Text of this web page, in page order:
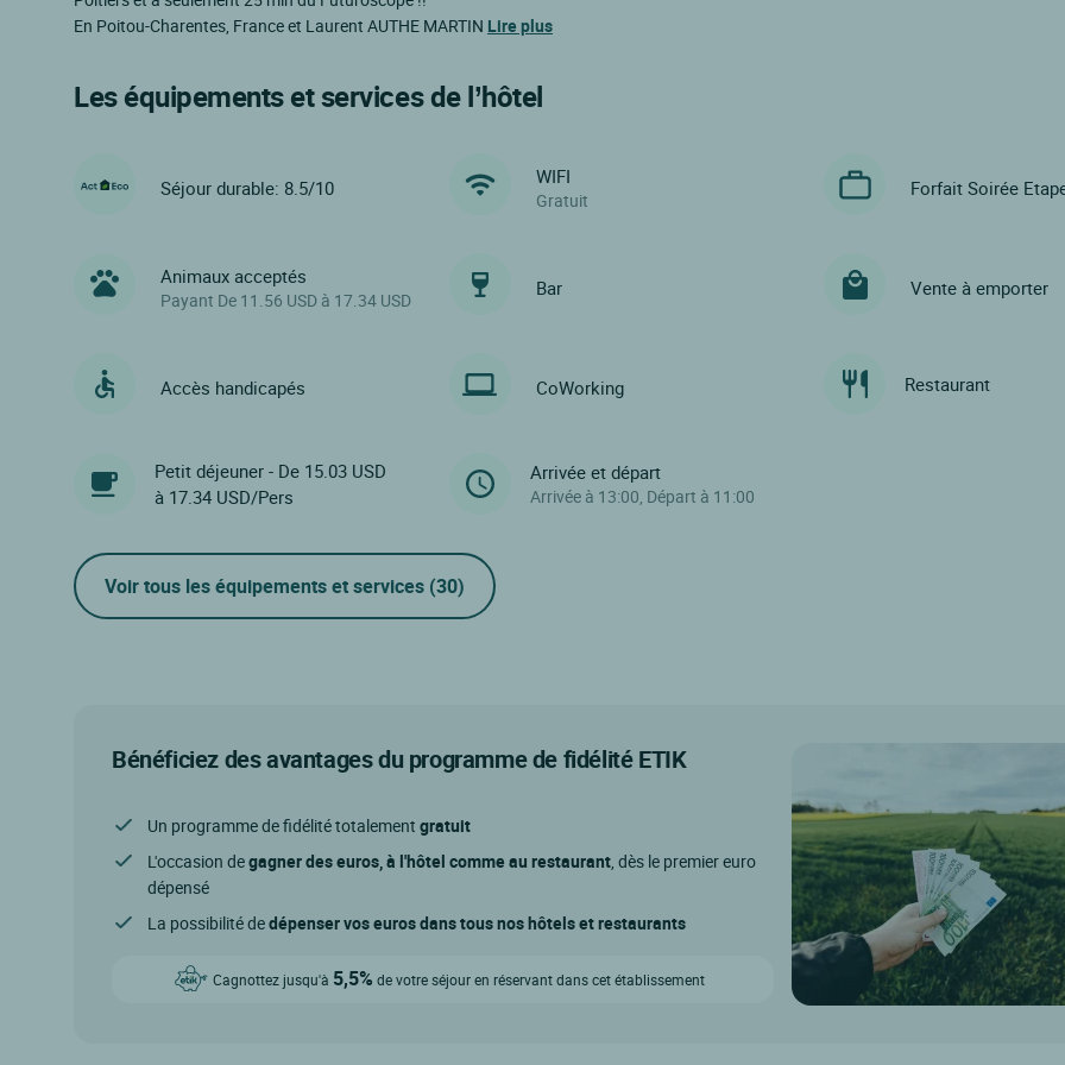
En Poitou-Charentes, France et Laurent AUTHE MARTIN Lire plus
Les équipements et services de l’hôtel
Séjour durable: 8.5/10 WIFI
Gratuit
Forfait Soirée
Animaux acceptés
Payant De 11.56 USD à 17.34 USD
Bar Vente à emporter
Accès handicapés CoWorking Restaurant
Petit déjeuner - De 15.03 USD
à 17.34 USD/Pers
Arrivée et départ
Arrivée à 13:00, Départ à 11:00
Voir tous les équipements et services (30)
Bénéficiez des avantages du programme de fidélité ETIK
Un programme de fidélité totalement gratuit
L'occasion degagner des euros, à l'hôtel comme au restaurant, dès le premier euro
dépensé
La possibilité dedépenser vos euros dans tous nos hôtels et restaurants
Cagnottez jusqu'à 5,5% de votre séjour en réservant dans cet établissement